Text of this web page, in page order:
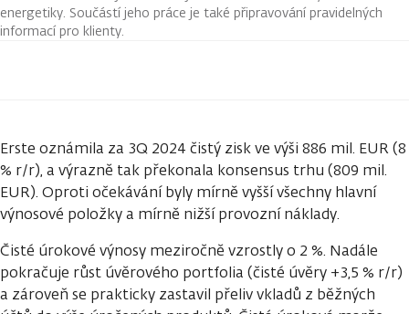
energetiky. Součástí jeho práce je také připravování pravidelných
informací pro klienty.
Erste oznámila za 3Q 2024 čistý zisk ve výši 886 mil. EUR (8
% r/r), a výrazně tak překonala konsensus trhu (809 mil.
EUR). Oproti očekávání byly mírně vyšší všechny hlavní
výnosové položky a mírně nižší provozní náklady.
Čisté úrokové výnosy meziročně vzrostly o 2 %. Nadále
pokračuje růst úvěrového portfolia (čisté úvěry +3,5 % r/r)
a zároveň se prakticky zastavil přeliv vkladů z běžných